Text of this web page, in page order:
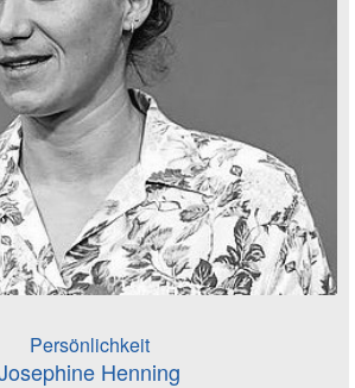
Persönlichkeit
Henning